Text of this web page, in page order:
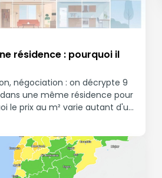
résidence : pourquoi il
négociation : on décrypte 9
une même résidence pour
le prix au m² varie autant d'un